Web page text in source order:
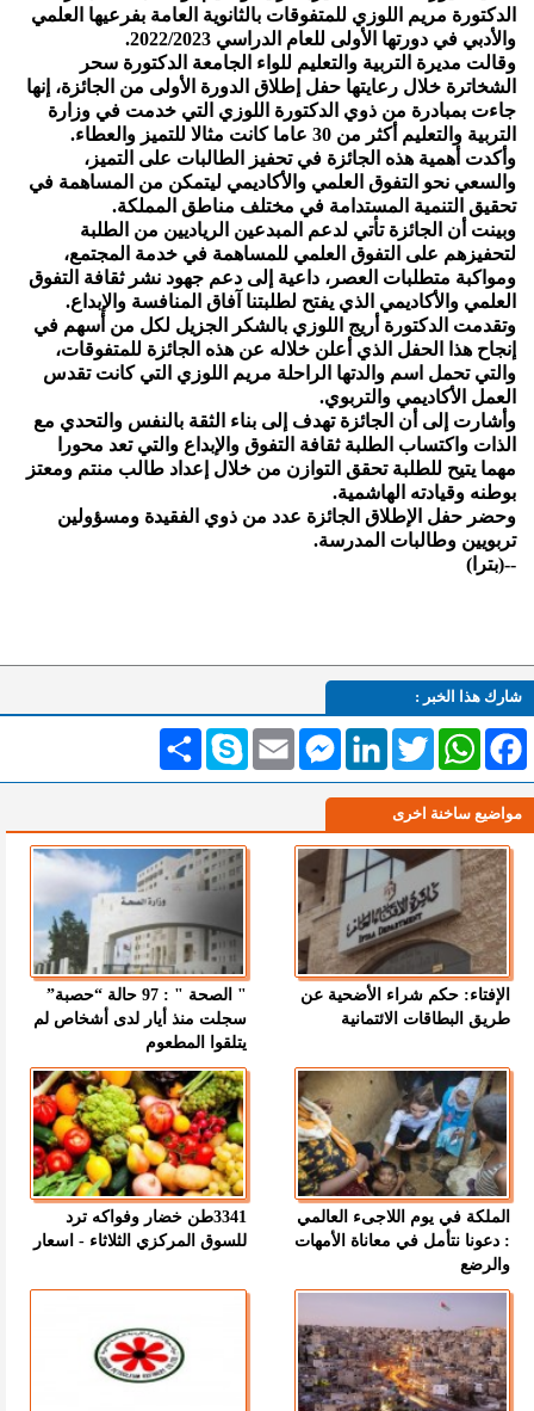
الدكتورة مريم اللوزي للمتفوقات بالثانوية العامة بفرعيها العلمي
والأدبي في دورتها الأولى للعام الدراسي 2022/2023.
وقالت مديرة التربية والتعليم للواء الجامعة الدكتورة سحر
الشخاترة خلال رعايتها حفل إطلاق الدورة الأولى من الجائزة، إنها
جاءت بمبادرة من ذوي الدكتورة اللوزي التي خدمت في وزارة
التربية والتعليم أكثر من 30 عاما كانت مثالا للتميز والعطاء.
وأكدت أهمية هذه الجائزة في تحفيز الطالبات على التميز،
والسعي نحو التفوق العلمي والأكاديمي ليتمكن من المساهمة في
تحقيق التنمية المستدامة في مختلف مناطق المملكة.
وبينت أن الجائزة تأتي لدعم المبدعين الرياديين من الطلبة
لتحفيزهم على التفوق العلمي للمساهمة في خدمة المجتمع،
ومواكبة متطلبات العصر، داعية إلى دعم جهود نشر ثقافة التفوق
العلمي والأكاديمي الذي يفتح لطلبتنا آفاق المنافسة والإبداع.
وتقدمت الدكتورة أريج اللوزي بالشكر الجزيل لكل من أسهم في
إنجاح هذا الحفل الذي أعلن خلاله عن هذه الجائزة للمتفوقات،
والتي تحمل اسم والدتها الراحلة مريم اللوزي التي كانت تقدس
العمل الأكاديمي والتربوي.
وأشارت إلى أن الجائزة تهدف إلى بناء الثقة بالنفس والتحدي مع
الذات واكتساب الطلبة ثقافة التفوق والإبداع والتي تعد محورا
مهما يتيح للطلبة تحقق التوازن من خلال إعداد طالب منتم ومعتز
بوطنه وقيادته الهاشمية.
وحضر حفل الإطلاق الجائزة عدد من ذوي الفقيدة ومسؤولين
تربويين وطالبات المدرسة.
--(بترا)
شارك هذا الخبر :
انشر Skype Email
MessengerLinkedInTwitterWhatsAppFacebook
مواضيع ساخنة اخرى
الإفتاء: حكم شراء الأضحية عن
طريق البطاقات الائتمانية
" الصحة " : 97 حالة “حصبة”
سجلت منذ أيار لدى أشخاص لم
يتلقوا المطعوم
الملكة في يوم اللاجىء العالمي
: دعونا نتأمل في معاناة الأمهات
والرضع
3341طن خضار وفواكه ترد
للسوق المركزي الثلاثاء - اسعار